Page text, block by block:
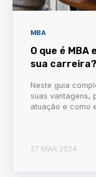
MBA
O que é MBA
sua carreira?
Neste guia
suas vantagens,
atuação e como
27 MAR 2024